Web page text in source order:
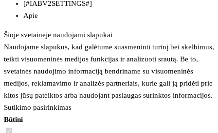
[#IABV2SETTINGS#]
Apie
Šioje svetainėje naudojami slapukai
Naudojame slapukus, kad galėtume suasmeninti turinį bei skelbimus,
teikti visuomeninės medijos funkcijas ir analizuoti srautą. Be to,
svetainės naudojimo informaciją bendriname su visuomeninės
medijos, reklamavimo ir analizės partneriais, kurie gali ją pridėti prie
kitos jūsų pateiktos arba naudojant paslaugas surinktos informacijos.
Sutikimo pasirinkimas
Būtini